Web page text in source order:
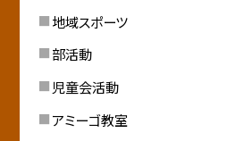
地域スポーツ
部活動
児童会活動
アミーゴ教室